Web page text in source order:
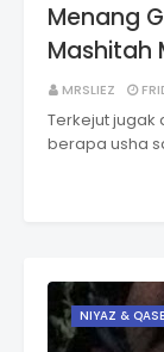
Menang
Mashitah
MRSLIEZ
Terkejut jugak
berapa usha
NIYAZ &